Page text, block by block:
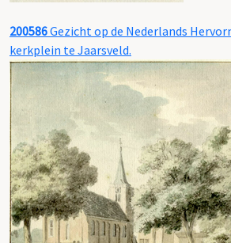
200586Gezicht op de Nederlands
kerkplein te Jaarsveld.